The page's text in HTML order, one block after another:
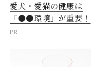
愛犬・愛猫の健康は
「●●環境」が重要！
PR